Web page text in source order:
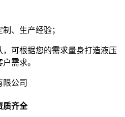
、生产经验；
，可根据您的需求量身打造液压
需求。
质齐全